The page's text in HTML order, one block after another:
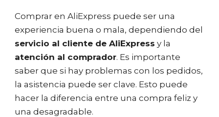
Comprar en AliExpress puede ser una
experiencia buena o mala, dependiendo del
servicio al cliente de AliExpress y la
atención al comprador. Es importante
saber que si hay problemas con los pedidos,
la asistencia puede ser clave. Esto puede
hacer la diferencia entre una compra feliz y
una desagradable.